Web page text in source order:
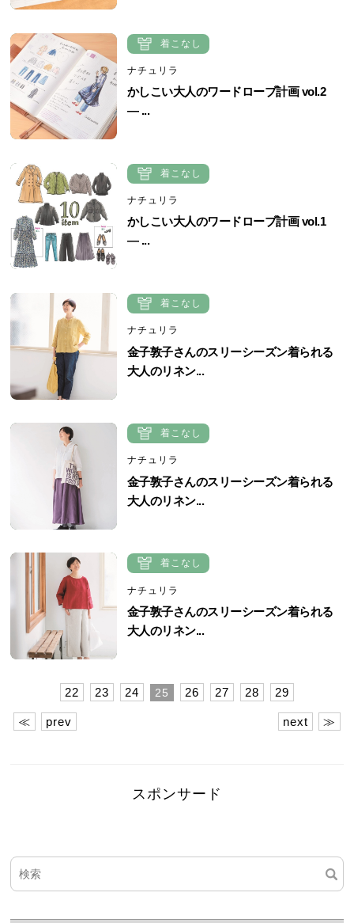
着こなし
ナチュリラ
かしこい大人のワードローブ計画 vol.2
― ...
着こなし
ナチュリラ
かしこい大人のワードローブ計画 vol.1
― ...
着こなし
ナチュリラ
金子敦子さんのスリーシーズン着られる
大人のリネン...
着こなし
ナチュリラ
金子敦子さんのスリーシーズン着られる
大人のリネン...
着こなし
ナチュリラ
金子敦子さんのスリーシーズン着られる
大人のリネン...
≪ prev
22 23 24 25 26 27 28 29
next ≫
スポンサード